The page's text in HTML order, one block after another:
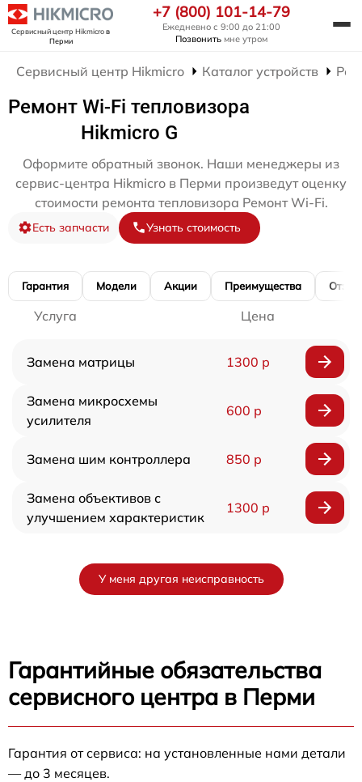
Сервисный центр Hikmicroв
Перми
+7 (800) 101-14-79
Ежедневно с 9:00 до 21:00
Позвонить мне утром
Сервисный центр Hikmicro Каталог устройств
Ремонт Wi-Fi тепловизора
Hikmicro G
Оформите обратный звонок. Наши менеджеры из
сервис-центра Hikmicro в Перми произведут оценку
стоимости ремонта тепловизора Ремонт Wi-Fi.
Есть запчасти Узнать стоимость
Гарантия Модели Акции Преимущества
Услуга Цена
Замена матрицы 1300 р
Замена микросхемы
усилителя
600 р
Замена шим контроллера 850 р
Замена объективов с
улучшением характеристик
1300 р
У меня другая неисправность
Гарантийные обязательства
сервисного центра в Перми
Гарантия от сервиса: на установленные нами детали
— до 3 месяцев.